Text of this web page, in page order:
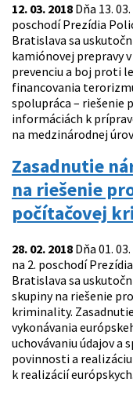
12. 03. 2018 Dňa 13.
poschodí Prezídia
Bratislava sa
kamiónovej prepravy
prevenciu a boj proti
financovania
spolupráca – riešenie
informáciách k
na medzinárodnej
Zasadnutie
na riešenie
počítačovej
28. 02. 2018 Dňa 01.
na 2. poschodí
Bratislava sa
skupiny na riešenie
kriminality.
vykonávania
uchovávaniu údajov a
povinnosti a
k realizácií